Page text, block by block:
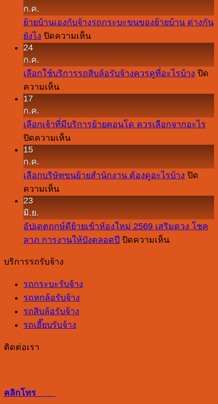
ก.ค.
ย้ายบ้านเองกับจ้างรถกระบะขนของย้ายบ้าน ต่างกัน
ยังไง ปิดความเห็นบน
เอง
รถ
กระบะ
ขน
ย้าย
ต่าง
ยัง
ไง
24
ก.ค.
เลือกใช้บริการรถสิบล้อรับจ้างควรดูที่อะไรบ้าง ปิด
ความเห็นบน
บริการ
รถ
ล้อ
รับจ้าง
ควร
ที่
อะไร
17
ก.ค.
เลือกเจ้าที่มีบริการย้ายคอนโด ควรเลือกจากอะไร
ปิดความเห็นบน
ที่
ย้าย
คอน
โด
จาก
อะไร
15
ก.ค.
เลือกบริษัทขนย้ายสำนักงาน ต้องดูอะไรบ้าง ปิด
ความเห็นบน
ขน
ย้าย
ดู
อะไร
บ้าง
23
มิ.ย.
อัปเดตฤกษ์ดีย้ายเข้าห้องใหม่ 2569 เสริมดวง โชค
ลาภ การงานให้ปังตลอดปี ปิดความเห็นบน
บริการรถรับจ้าง
รถกระบะรับจ้าง
รถหกล้อรับจ้าง
รถสิบล้อรับจ้าง
รถเฮี๊ยบรับจ้าง
ติดต่อเรา
คลิกโทร